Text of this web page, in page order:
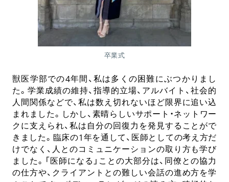
卒業式
獣医学部での4年間、私は多くの困難にぶつかりまし
た。学業成績の維持、指導的立場、アルバイト、社会的
人間関係などで、私は数え切れないほど限界に追い込
まれました。しかし、素晴らしいサポート・ネットワー
クに支えられ、私は自分の回復力を発見することがで
きました。臨床の1年を通して、医師としての考え方だ
けでなく、人とのコミュニケーションの取り方も学び
ました。「医師になる」ことの大部分は、同僚との協力
の仕方や、クライアントとの難しい会話の進め方を学